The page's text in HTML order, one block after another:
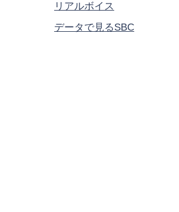
リアルボイス
データで見るSBC